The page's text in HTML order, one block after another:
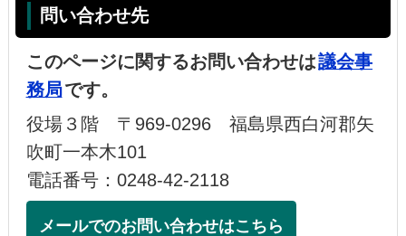
問い合わせ先
このページに関するお問い合わせは議会事
務局です。
役場３階 〒969-0296 福島県西白河郡矢
吹町一本木101
電話番号：0248-42-2118
メールでのお問い合わせはこちら